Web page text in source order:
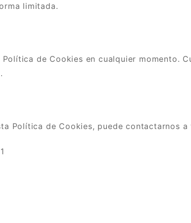
limitada.
de Cookies en cualquier momento.
Política de Cookies, puede contactarnos a